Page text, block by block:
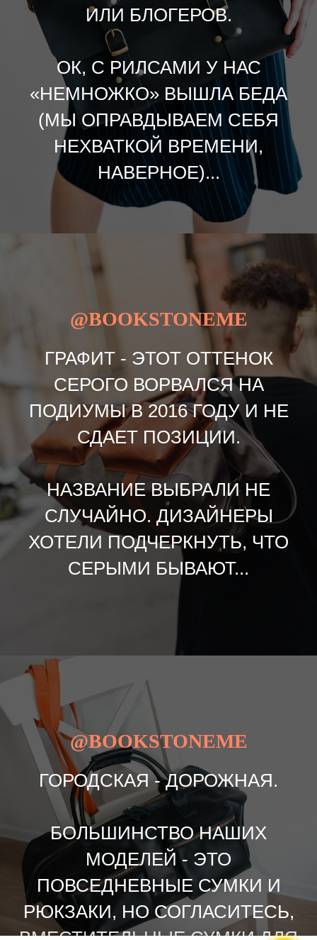
ИЛИ БЛОГЕРОВ.
ОК, С РИЛСАМИ У НАС
«НЕМНОЖКО» ВЫШЛА БЕДА
(МЫ ОПРАВДЫВАЕМ СЕБЯ
НЕХВАТКОЙ ВРЕМЕНИ,
НАВЕРНОЕ)...
@BOOKSTONEME
ГРАФИТ - ЭТОТ ОТТЕНОК
СЕРОГО ВОРВАЛСЯ НА
ПОДИУМЫ В 2016 ГОДУ И НЕ
СДАЕТ ПОЗИЦИИ.
НАЗВАНИЕ ВЫБРАЛИ НЕ
СЛУЧАЙНО. ДИЗАЙНЕРЫ
ХОТЕЛИ ПОДЧЕРКНУТЬ, ЧТО
СЕРЫМИ БЫВАЮТ...
@BOOKSTONEME
ГОРОДСКАЯ - ДОРОЖНАЯ.
БОЛЬШИНСТВО НАШИХ
МОДЕЛЕЙ - ЭТО
ПОВСЕДНЕВНЫЕ СУМКИ И
РЮКЗАКИ, НО СОГЛАСИТЕСЬ,